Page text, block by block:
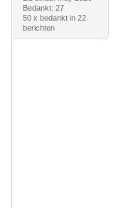
Bedankt: 27
50 x bedankt in 22
berichten